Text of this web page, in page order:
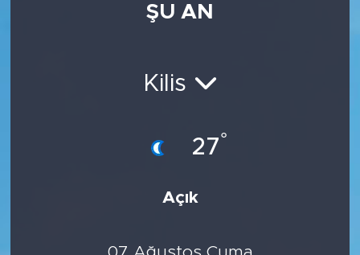
ŞU AN
Kilis
27°
Açık